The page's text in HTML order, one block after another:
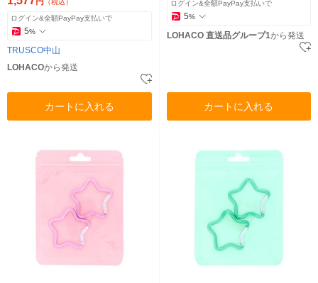
（税込）
ログイン&全額PayPay支払いで
5%
TRUSCO中山
LOHACOから発送
カートに入れる
ログイン&全額PayPay支払いで
5%
LOHACO 直送品グループ1から発送
カートに入れる